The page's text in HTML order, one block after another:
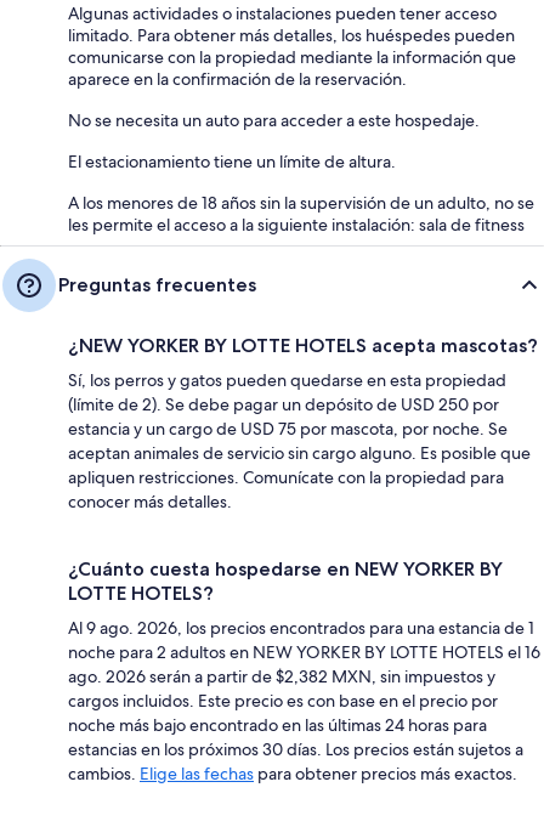
Algunas actividades o instalaciones pueden tener acceso
limitado. Para obtener más detalles, los huéspedes pueden
comunicarse con la propiedad mediante la información que
aparece en la confirmación de la reservación.
No se necesita un auto para acceder a este hospedaje.
El estacionamiento tiene un límite de altura.
A los menores de 18 años sin la supervisión de un adulto, no se
les permite el acceso a la siguiente instalación: sala de fitness
Preguntas frecuentes
¿NEW YORKER BY LOTTE HOTELS acepta mascotas?
Sí, los perros y gatos pueden quedarse en esta propiedad
(límite de 2). Se debe pagar un depósito de USD 250 por
estancia y un cargo de USD 75 por mascota, por noche. Se
aceptan animales de servicio sin cargo alguno. Es posible que
apliquen restricciones. Comunícate con la propiedad para
conocer más detalles.
¿Cuánto cuesta hospedarse en NEW YORKER BY
LOTTE HOTELS?
Al 9 ago. 2026, los precios encontrados para una estancia de 1
noche para 2 adultos en NEW YORKER BY LOTTE HOTELS el 16
ago. 2026 serán a partir de $2,382 MXN, sin impuestos y
cargos incluidos. Este precio es con base en el precio por
noche más bajo encontrado en las últimas 24 horas para
estancias en los próximos 30 días. Los precios están sujetos a
cambios. Elige las fechas para obtener precios más exactos.